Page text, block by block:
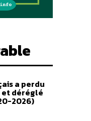
a perdu
et déréglé
2026)